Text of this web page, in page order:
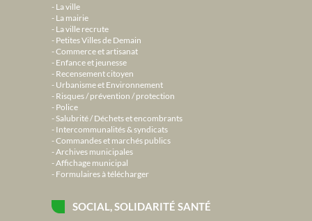
La ville
La mairie
La ville recrute
Petites Villes de Demain
Commerce et artisanat
Enfance et jeunesse
Recensement citoyen
Urbanisme et Environnement
Risques / prévention / protection
Police
Salubrité / Déchets et encombrants
Intercommunalités & syndicats
Commandes et marchés publics
Archives municipales
Affichage municipal
Formulaires à télécharger
SOCIAL, SOLIDARITÉ SANTÉ